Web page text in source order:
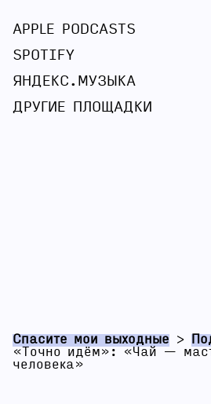
APPLE PODCASTS
SPOTIFY
ЯНДЕКС.МУЗЫКА
ДРУГИЕ ПЛОЩАДКИ
Спасите мои выходные >
«Точно идём»: «Чай —
человека»